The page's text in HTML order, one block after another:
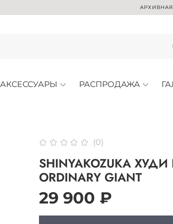
АРХИВНАЯ
АКСЕССУАРЫ РАСПРОДАЖА
(0)
SHINYAKOZUKA
ORDINARY GIANT
29 900 ₽